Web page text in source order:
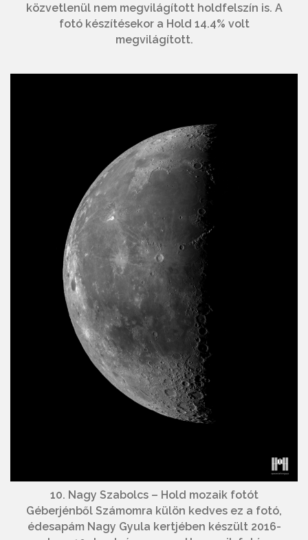
közvetlenül nem megvilágított holdfelszín is. A
fotó készítésekor a Hold 14.4% volt
megvilágított.
10. Nagy Szabolcs – Hold mozaik fotót
Géberjénből Számomra külön kedves ez a fotó,
édesapám Nagy Gyula kertjében készült 2016-